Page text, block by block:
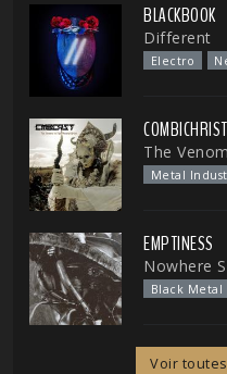
BLACKBOOK
Different
Electro
COMBICHRIST
The
Metal
EMPTINESS
Nowhere
Black Metal
Voir